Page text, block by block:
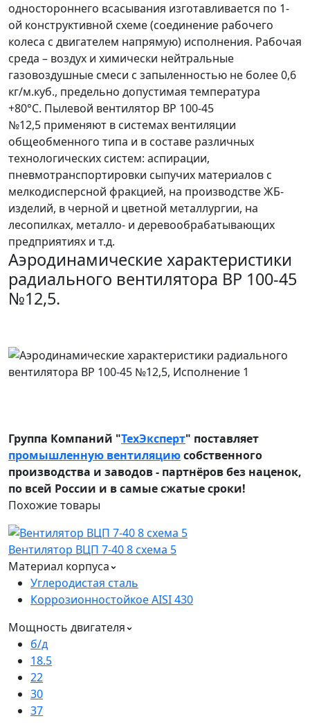
одностороннего всасывания изготавливается по 1-
ой конструктивной схеме (соединение рабочего
колеса с двигателем напрямую) исполнения. Рабочая
среда – воздух и химически нейтральные
газовоздушные смеси с запыленностью не более 0,6
кг/м.куб., предельно допустимая температура
+80°С. Пылевой вентилятор ВР 100-45
№12,5 применяют в системах вентиляции
общеобменного типа и в составе различных
технологических систем: аспирации,
пневмотранспортировки сыпучих материалов с
мелкодисперсной фракцией, на производстве ЖБ-
изделий, в черной и цветной металлургии, на
лесопилках, металло- и деревообрабатывающих
предприятиях и т.д.
Аэродинамические характеристики
радиального вентилятора ВР 100-45
№12,5.
Группа Компаний "ТехЭксперт" поставляет
промышленную вентиляциюсобственного
производства и заводов - партнёров без наценок,
по всей России и в самые сжатые сроки!
Похожиетовары
Вентилятор ВЦП 7-40 8 схема 5
Материал корпуса
Углеродистая сталь
Коррозионностойкое AISI 430
Мощность двигателя
б/д
18.5
22
30
37